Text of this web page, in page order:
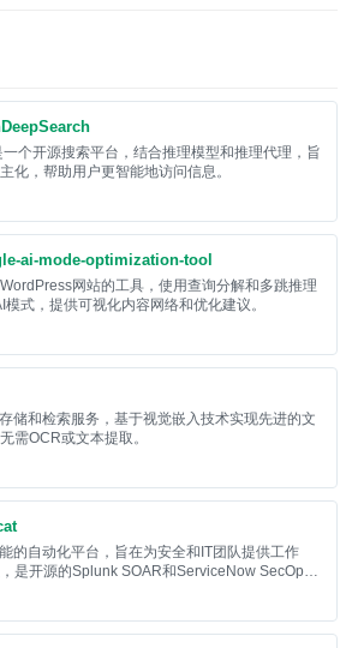
个开源搜索平台，结合推理模型和推理代理，旨
化，帮助用户更智能地访问信息。
ai-mode-optimization-tool
网站的工具，使用查询分解和多跳推理
式，提供可视化内容网络和优化建议。
储和检索服务，基于视觉嵌入技术实现先进的文
需OCR或文本提取。
的自动化平台，旨在为安全和IT团队提供工作
是开源的Splunk SOAR和ServiceNow SecOps